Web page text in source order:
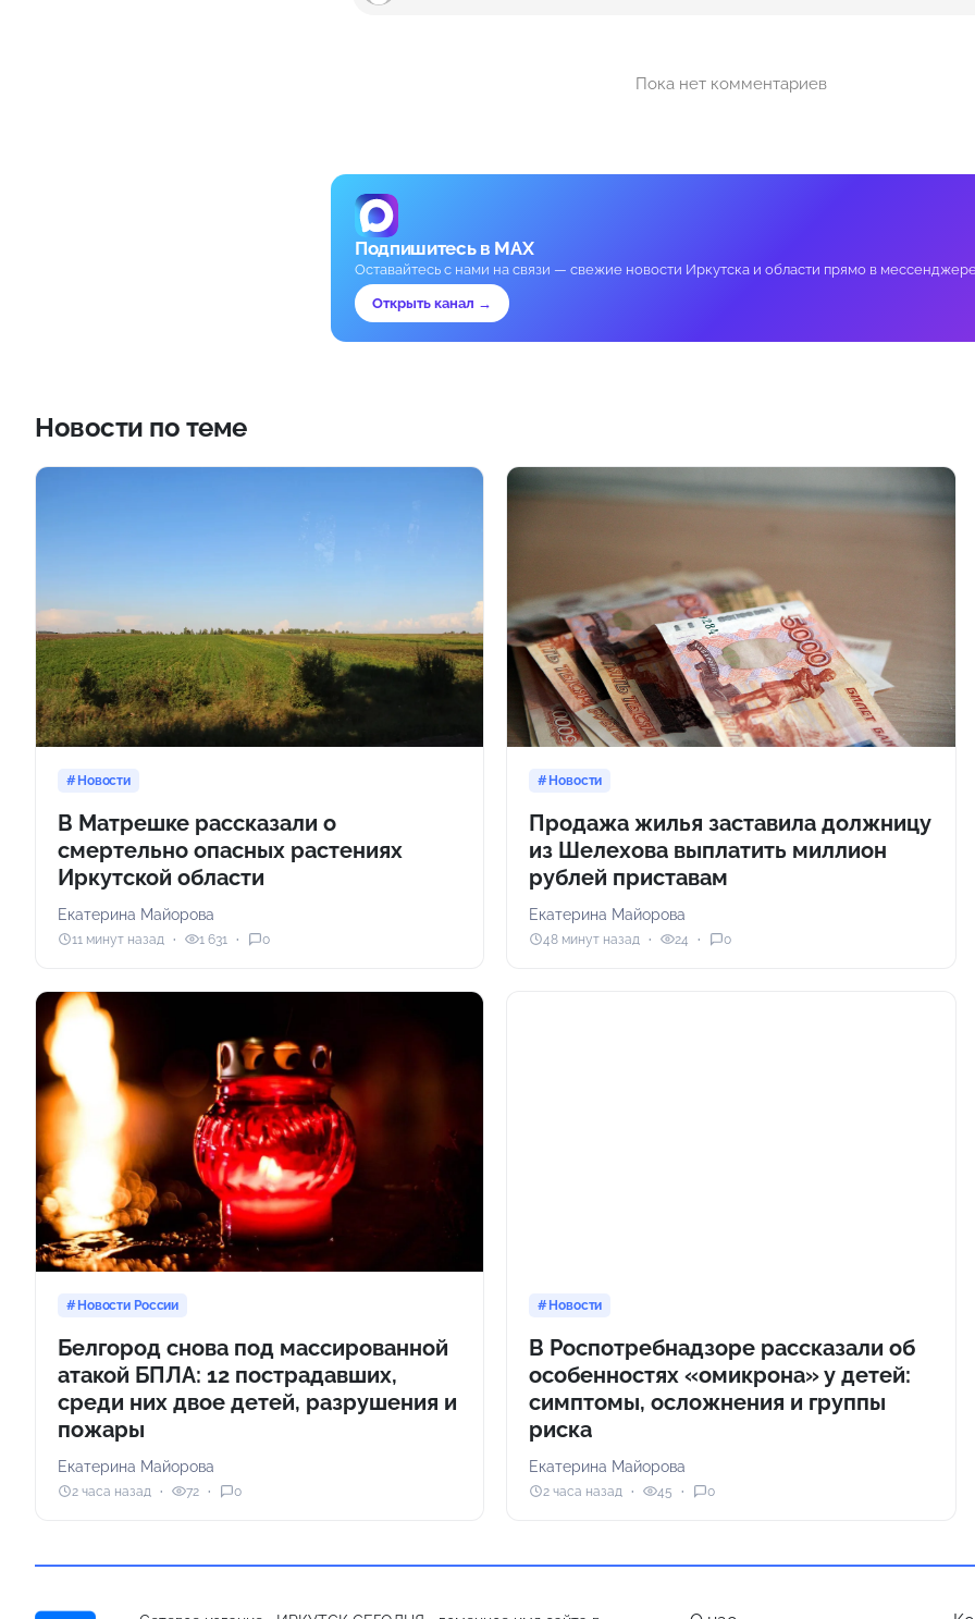
Пока нет комментариев
Подпишитесь в MAX
Оставайтесь с нами на связи — свежие новости Иркутска и области прямо в
Открыть канал →
Новости по теме
Новости
В Матрешке рассказали о
смертельно опасных растениях
Иркутской области
Екатерина Майорова
11 минут назад 1 631 0
Новости
Продажа жилья заставила должницу
из Шелехова выплатить миллион
рублей приставам
Екатерина Майорова
48 минут назад 24 0
Новости России
Белгород снова под массированной
атакой БПЛА: 12 пострадавших,
среди них двое детей, разрушения и
пожары
Екатерина Майорова
2 часа назад 72 0
Новости
В Роспотребнадзоре рассказали об
особенностях «омикрона» у детей:
симптомы, осложнения и группы
риска
Екатерина Майорова
2 часа назад 45 0